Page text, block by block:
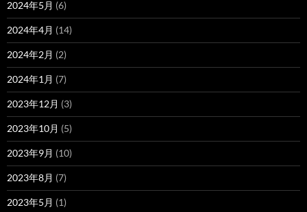
2024年5月 (6)
2024年4月 (14)
2024年2月 (2)
2024年1月 (7)
2023年12月 (3)
2023年10月 (5)
2023年9月 (10)
2023年8月 (7)
2023年5月 (1)